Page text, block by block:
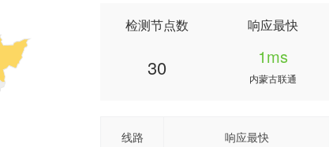
检测节点数
30
响应最快
1ms
内蒙古联通
线路 响应最快